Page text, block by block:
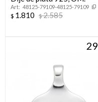
48125-79109-48125-79109
$ 1.810 $2.585
29